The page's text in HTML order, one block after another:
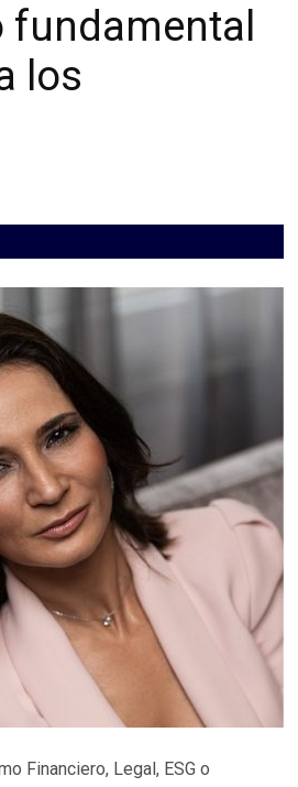
fundamental
los
Financiero, Legal, ESG o